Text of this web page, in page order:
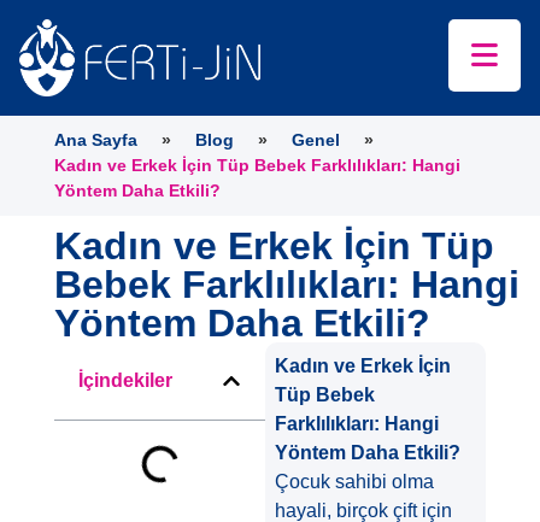
Ana Sayfa » Blog » Genel
»
Kadın ve Erkek İçin Tüp Bebek Farklılıkları: Hangi
Yöntem Daha Etkili?
Kadın ve Erkek İçin Tüp
Bebek Farklılıkları: Hangi
Yöntem Daha Etkili?
İçindekiler
Kadın ve Erkek İçin
Tüp Bebek
Farklılıkları: Hangi
Yöntem Daha Etkili?
Çocuk sahibi olma
hayali, birçok çift için